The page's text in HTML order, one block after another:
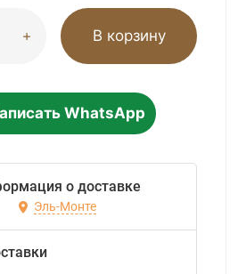
В корзину
WhatsApp
о доставке
Эль-Монте